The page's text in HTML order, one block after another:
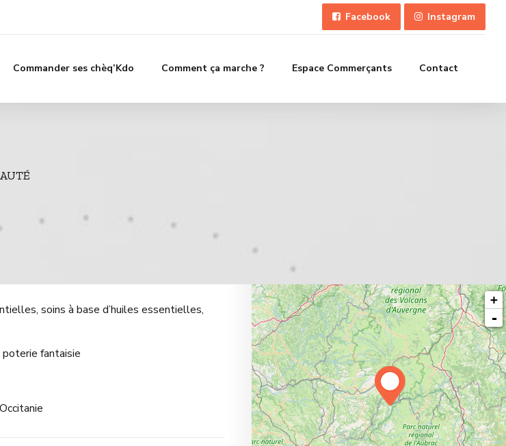
Facebook Instagram
Commander ses chèq’Kdo Comment ça marche ? Espace Commerçants Contact
soins à base d’huiles essentielles,
poterie fantaisie
+
-